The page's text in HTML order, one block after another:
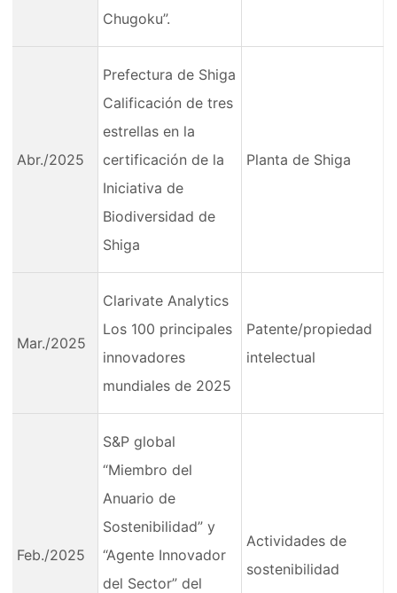
Chugoku”.
Abr./2025
Prefectura de Shiga
Calificación de tres
estrellas en la
certificación de la
Iniciativa de
Biodiversidad de
Shiga
Planta de Shiga
Mar./2025
Clarivate Analytics
Los 100 principales
innovadores
mundiales de 2025
Patente/propiedad
intelectual
Feb./2025
S&P global
“Miembro del
Anuario de
Sostenibilidad” y
“Agente Innovador
del Sector” del
Actividades de
sostenibilidad